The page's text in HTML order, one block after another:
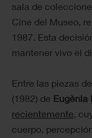
sala de
Cine del Museo,
1987. Esta
mantener vivo el
Entre las piezas
(1982) de Eugènia
recientemente,
cuerpo,